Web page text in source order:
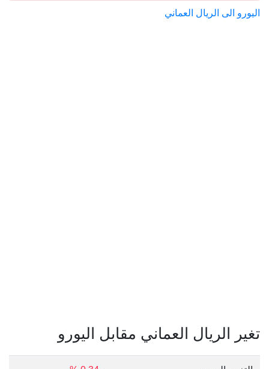
اليورو الى الريال العماني
تغير الريال العماني مقابل اليورو